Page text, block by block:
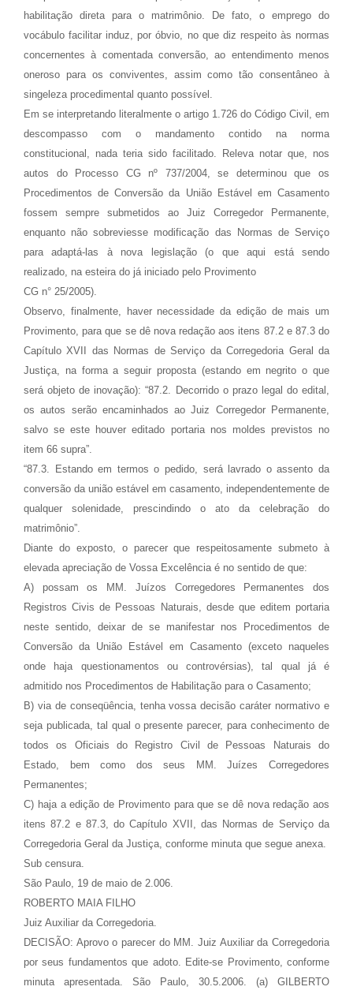
habilitação direta para o matrimônio. De fato, o emprego do
vocábulo facilitar induz, por óbvio, no que diz respeito às normas
concernentes à comentada conversão, ao entendimento menos
oneroso para os conviventes, assim como tão consentâneo à
singeleza procedimental quanto possível.
Em se interpretando literalmente o artigo 1.726 do Código Civil, em
descompasso com o mandamento contido na norma
constitucional, nada teria sido facilitado. Releva notar que, nos
autos do Processo CG nº 737/2004, se determinou que os
Procedimentos de Conversão da União Estável em Casamento
fossem sempre submetidos ao Juiz Corregedor Permanente,
enquanto não sobreviesse modificação das Normas de Serviço
para adaptá-las à nova legislação (o que aqui está sendo
realizado, na esteira do já iniciado pelo Provimento
CG n° 25/2005).
Observo, finalmente, haver necessidade da edição de mais um
Provimento, para que se dê nova redação aos itens 87.2 e 87.3 do
Capítulo XVII das Normas de Serviço da Corregedoria Geral da
Justiça, na forma a seguir proposta (estando em negrito o que
será objeto de inovação): “87.2. Decorrido o prazo legal do edital,
os autos serão encaminhados ao Juiz Corregedor Permanente,
salvo se este houver editado portaria nos moldes previstos no
item 66 supra”.
“87.3. Estando em termos o pedido, será lavrado o assento da
conversão da união estável em casamento, independentemente de
qualquer solenidade, prescindindo o ato da celebração do
matrimônio”.
Diante do exposto, o parecer que respeitosamente submeto à
elevada apreciação de Vossa Excelência é no sentido de que:
A) possam os MM. Juízos Corregedores Permanentes dos
Registros Civis de Pessoas Naturais, desde que editem portaria
neste sentido, deixar de se manifestar nos Procedimentos de
Conversão da União Estável em Casamento (exceto naqueles
onde haja questionamentos ou controvérsias), tal qual já é
admitido nos Procedimentos de Habilitação para o Casamento;
B) via de conseqüência, tenha vossa decisão caráter normativo e
seja publicada, tal qual o presente parecer, para conhecimento de
todos os Oficiais do Registro Civil de Pessoas Naturais do
Estado, bem como dos seus MM. Juízes Corregedores
Permanentes;
C) haja a edição de Provimento para que se dê nova redação aos
itens 87.2 e 87.3, do Capítulo XVII, das Normas de Serviço da
Corregedoria Geral da Justiça, conforme minuta que segue anexa.
Sub censura.
São Paulo, 19 de maio de 2.006.
ROBERTO MAIA FILHO
Juiz Auxiliar da Corregedoria.
DECISÃO: Aprovo o parecer do MM. Juiz Auxiliar da Corregedoria
por seus fundamentos que adoto. Edite-se Provimento, conforme
minuta apresentada. São Paulo, 30.5.2006. (a) GILBERTO